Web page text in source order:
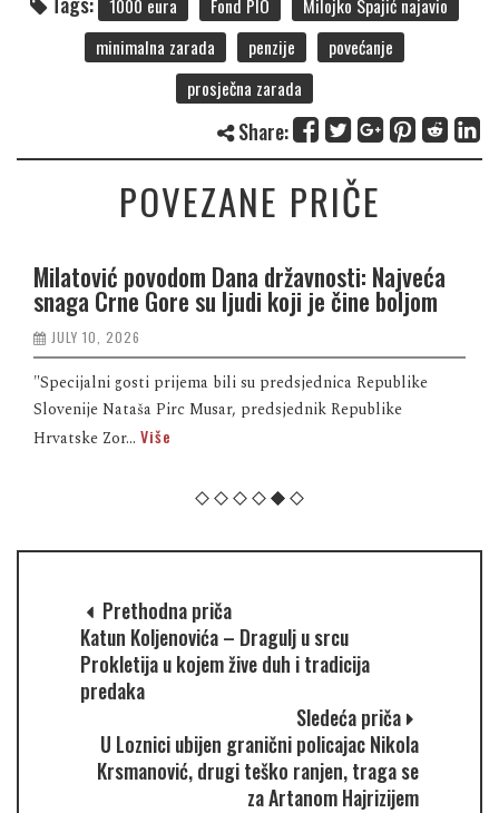
minimalna zarada
penzije
povećanje
prosječna zarada
Share:
POVEZANE PRIČE
Milatović povodom Dana državnosti: Najveća
snaga Crne Gore su ljudi koji je čine boljom
JULY 10, 2026
"Specijalni gosti prijema bili su predsjednica Republike
Slovenije Nataša Pirc Musar, predsjednik Republike
Hrvatske Zor... Više
Prethodna priča
Katun Koljenovića – Dragulj u srcu
Prokletija u kojem žive duh i tradicija
predaka
Sledeća priča
U Loznici ubijen granični policajac Nikola
Krsmanović, drugi teško ranjen, traga se
za Artanom Hajrizijem